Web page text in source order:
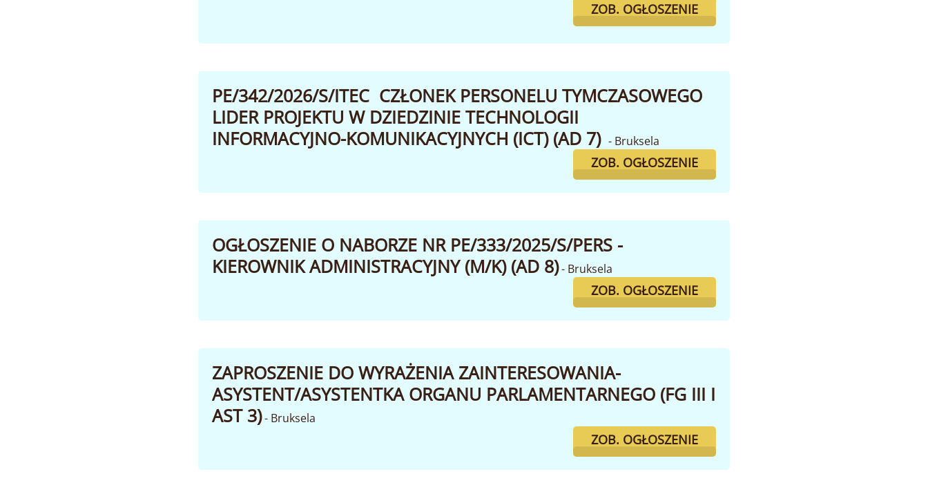
ZOB. OGŁOSZENIE
PE/342/2026/S/ITEC CZŁONEK PERSONELU TYMCZASOWEGO
LIDER PROJEKTU W DZIEDZINIE TECHNOLOGII
INFORMACYJNO-KOMUNIKACYJNYCH (ICT) (AD 7) - Bruksela
ZOB. OGŁOSZENIE
OGŁOSZENIE O NABORZE NR PE/333/2025/S/PERS -
KIEROWNIK ADMINISTRACYJNY (M/K) (AD 8)- Bruksela
ZOB. OGŁOSZENIE
ZAPROSZENIE DO WYRAŻENIA ZAINTERESOWANIA-
ASYSTENT/ASYSTENTKA ORGANU PARLAMENTARNEGO (FG III I
AST 3)- Bruksela
ZOB. OGŁOSZENIE